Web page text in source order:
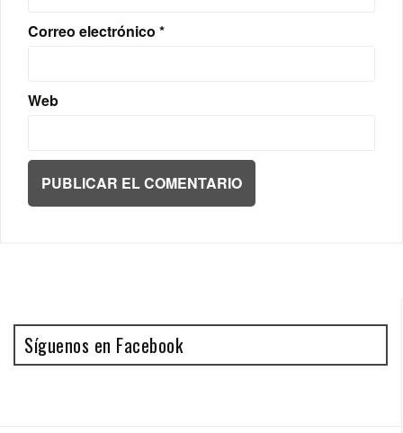
Correo electrónico *
Web
Síguenos en Facebook